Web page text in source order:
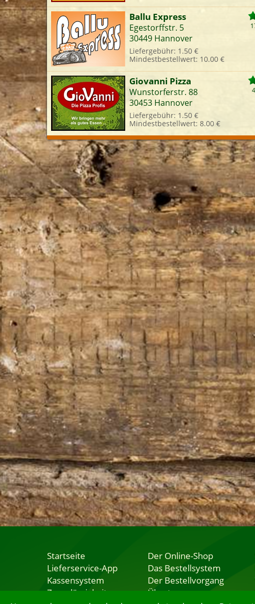
Ballu Express
Egestorffstr. 5
30449 Hannover
Liefergebühr: 1.50 €
Mindestbestellwert: 10.00 €
Giovanni Pizza
Wunstorferstr. 88
30453 Hannover
Liefergebühr: 1.50 €
Mindestbestellwert: 8.00 €
Startseite
Lieferservice-App
Kassensystem
Zuverlässigkeit
Der Online-Shop
Das Bestellsystem
Der Bestellvorgang
Übertragung